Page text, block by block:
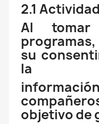
2.1
Al
su
la
objetivo de